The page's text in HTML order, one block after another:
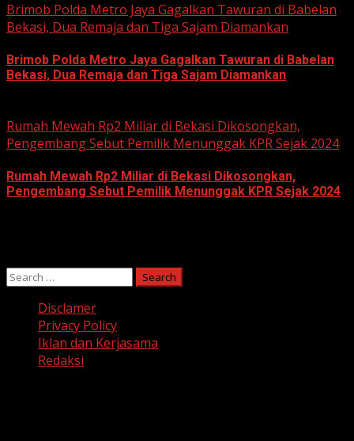
Brimob Polda Metro Jaya Gagalkan Tawuran di Babelan
Bekasi, Dua Remaja dan Tiga Sajam Diamankan
Brimob Polda Metro Jaya Gagalkan Tawuran di Babelan
Bekasi, Dua Remaja dan Tiga Sajam Diamankan
Rumah Mewah Rp2 Miliar di Bekasi Dikosongkan,
Pengembang Sebut Pemilik Menunggak KPR Sejak 2024
Rumah Mewah Rp2 Miliar di Bekasi Dikosongkan,
Pengembang Sebut Pemilik Menunggak KPR Sejak 2024
Search
Disclamer
Privacy Policy
Iklan dan Kerjasama
Redaksi